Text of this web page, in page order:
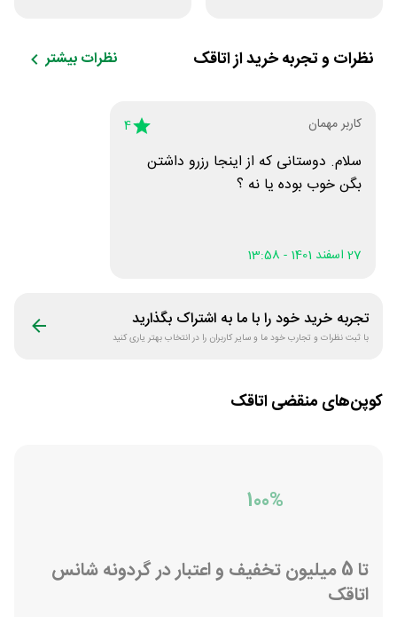
نظرات و تجربه خرید ازاتاقک نظرات بیشتر
کاربر مهمان 4
سلام. دوستانی که از اینجا رزرو داشتن
بگن خوب بوده یا نه ؟
27 اسفند 1401 - 13:58
تجربه خرید خود را با ما به اشتراک بگذارید
با ثبت نظرات و تجارب خود ما و سایر کاربران را در انتخاب بهتر یاری کنید
کوپن‌های منقضیاتاقک
100%
تا 5 میلیون تخفیف و اعتبار در گردونه شانس
اتاقک